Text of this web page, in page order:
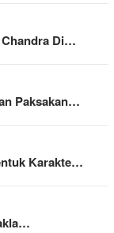
Di…
Paksakan…
Karakte…